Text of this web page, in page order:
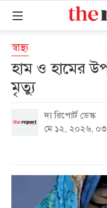
স্বাস্থ্য
হাম ও হামের
মৃত্যু
দ্য রিপোর্ট ডেস্ক
মে ১২, ২০২৬,